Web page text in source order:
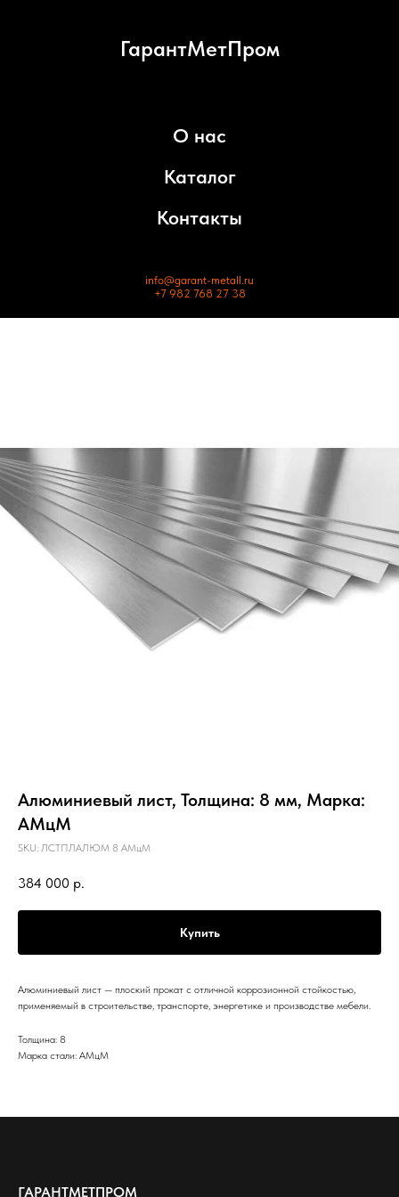
ГарантМетПром
О нас
Каталог
Контакты
info@garant-metall.ru
+7 982 768 27 38
Алюминиевый лист, Толщина: 8 мм, Марка:
АМцМ
SKU: ЛСТПЛАЛЮМ 8 АМцМ
384 000 р.
Купить
Алюминиевый лист — плоский прокат с отличной коррозионной стойкостью,
применяемый в строительстве, транспорте, энергетике и производстве мебели.
Толщина: 8
Марка стали: АМцМ
ГАРАНТМЕТПРОМ